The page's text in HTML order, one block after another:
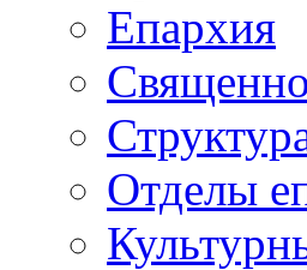
Епархия
Отделы